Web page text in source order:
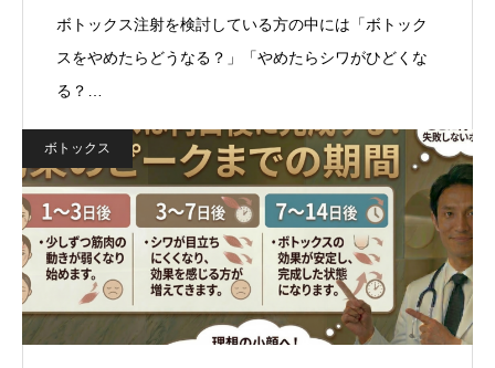
ボトックス注射を検討している方の中には「ボトック
スをやめたらどうなる？」「やめたらシワがひどくな
る？…
ボトックス